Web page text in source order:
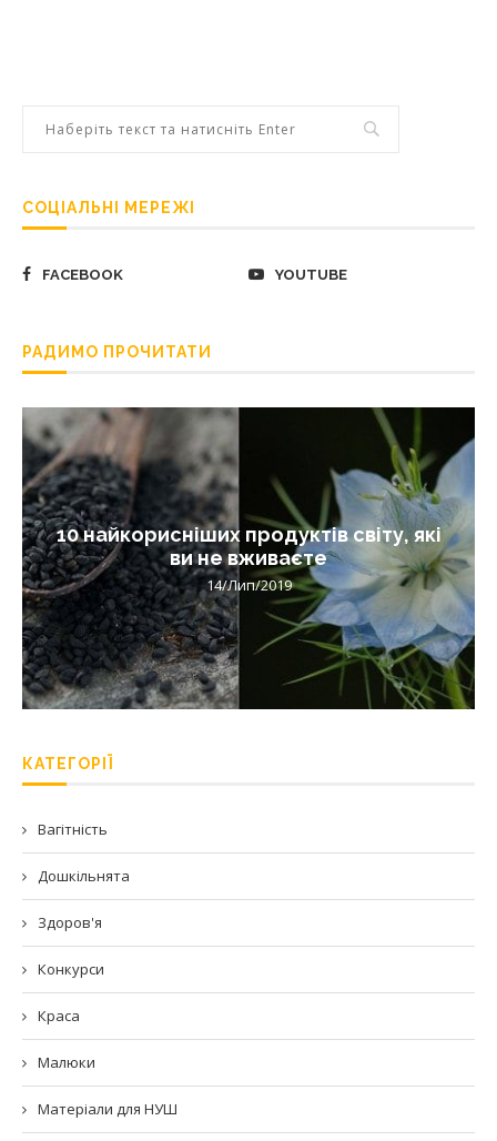
СОЦІАЛЬНІ МЕРЕЖІ
FACEBOOK YOUTUBE
РАДИМО ПРОЧИТАТИ
10 найкорисніших продуктів світу, які
ви не вживаєте
14/Лип/2019
КАТЕГОРІЇ
Вагітність
Дошкільнята
Здоров'я
Конкурси
Краса
Малюки
Матеріали для НУШ